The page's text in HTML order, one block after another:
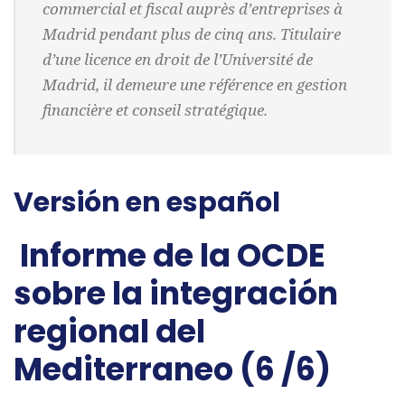
commercial et fiscal auprès d’entreprises à
Madrid pendant plus de cinq ans. Titulaire
d’une licence en droit de l’Université de
Madrid, il demeure une référence en gestion
financière et conseil stratégique.
Versión en español
Informe de la OCDE
sobre la integración
regional del
Mediterraneo (6 /6)